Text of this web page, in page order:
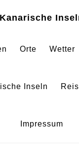
Kanarische
Orte Wetter
Inseln
Impressum